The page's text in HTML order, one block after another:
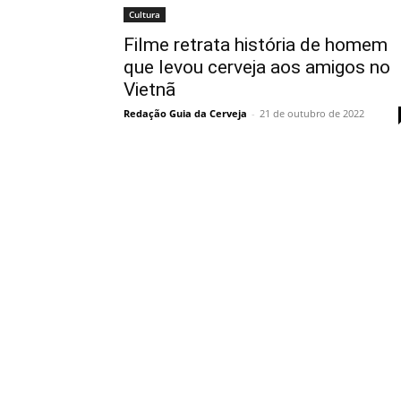
Cultura
Filme retrata história de homem
que levou cerveja aos amigos no
Vietnã
Redação Guia da Cerveja - 21 de outubro de 2022